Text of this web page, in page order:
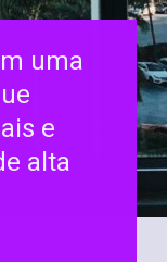
uma
e
alta